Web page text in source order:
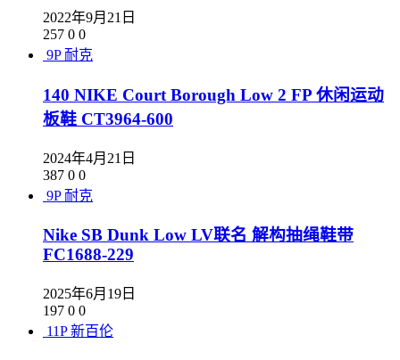
2022年9月21日
257 0 0
9P 耐克
140 NIKE Court Borough Low 2 FP 休闲运动
板鞋 CT3964-600
2024年4月21日
387 0 0
9P 耐克
Nike SB Dunk Low LV联名 解构抽绳鞋带
FC1688-229
2025年6月19日
197 0 0
11P 新百伦